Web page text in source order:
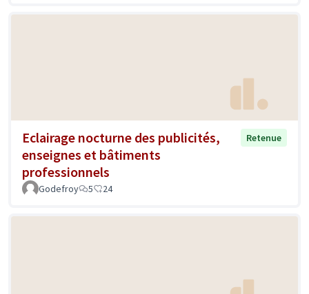
Eclairage nocturne des publicités,
enseignes et bâtiments
professionnels
Retenue
Godefroy 5 24